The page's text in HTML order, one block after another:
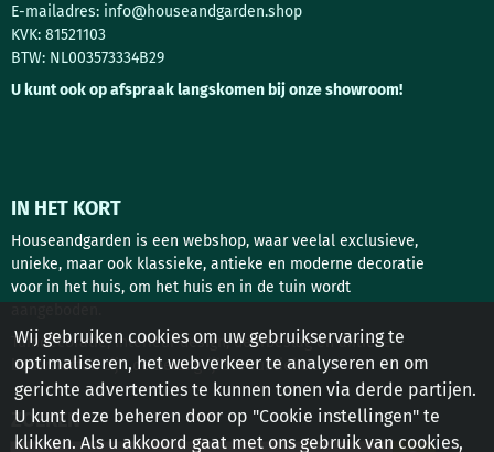
E-mailadres: info@houseandgarden.shop
KVK: 81521103
BTW: NL003573334B29
U kunt ook op afspraak langskomen bij onze showroom!
IN HET KORT
Houseandgarden is een webshop, waar veelal exclusieve,
unieke, maar ook klassieke, antieke en moderne decoratie
voor in het huis, om het huis en in de tuin wordt
Tuindecoratie, interieur design, deurbeslag en antieke
bouwstoffen zijn de belangrijkste rubrieken!
ZOEKEN
Wij gebruiken cookies om uw gebruikservaring te
optimaliseren, het webverkeer te analyseren en om
gerichte advertenties te kunnen tonen via derde partijen.
U kunt deze beheren door op "Cookie instellingen" te
klikken. Als u akkoord gaat met ons gebruik van cookies,